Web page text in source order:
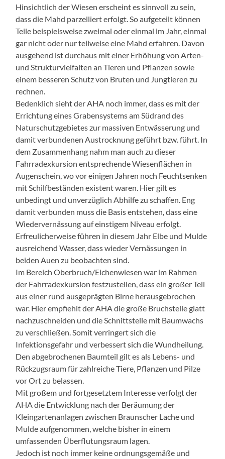
Hinsichtlich der Wiesen erscheint es sinnvoll zu sein,
dass die Mahd parzelliert erfolgt. So aufgeteilt können
Teile beispielsweise zweimal oder einmal im Jahr, einmal
gar nicht oder nur teilweise eine Mahd erfahren. Davon
ausgehend ist durchaus mit einer Erhöhung von Arten-
und Strukturvielfalten an Tieren und Pflanzen sowie
einem besseren Schutz von Bruten und Jungtieren zu
rechnen.
Bedenklich sieht der AHA noch immer, dass es mit der
Errichtung eines Grabensystems am Südrand des
Naturschutzgebietes zur massiven Entwässerung und
damit verbundenen Austrocknung geführt bzw. führt. In
dem Zusammenhang nahm man auch zu dieser
Fahrradexkursion entsprechende Wiesenflächen in
Augenschein, wo vor einigen Jahren noch Feuchtsenken
mit Schilfbeständen existent waren. Hier gilt es
unbedingt und unverzüglich Abhilfe zu schaffen. Eng
damit verbunden muss die Basis entstehen, dass eine
Wiedervernässung auf einstigem Niveau erfolgt.
Erfreulicherweise führen in diesem Jahr Elbe und Mulde
ausreichend Wasser, dass wieder Vernässungen in
beiden Auen zu beobachten sind.
Im Bereich Oberbruch/Eichenwiesen war im Rahmen
der Fahrradexkursion festzustellen, dass ein großer Teil
aus einer rund ausgeprägten Birne herausgebrochen
war. Hier empfiehlt der AHA die große Bruchstelle glatt
nachzuschneiden und die Schnittstelle mit Baumwachs
zu verschließen. Somit verringert sich die
Infektionsgefahr und verbessert sich die Wundheilung.
Den abgebrochenen Baumteil gilt es als Lebens- und
Rückzugsraum für zahlreiche Tiere, Pflanzen und Pilze
vor Ort zu belassen.
Mit großem und fortgesetztem Interesse verfolgt der
AHA die Entwicklung nach der Beräumung der
Kleingartenanlagen zwischen Braunscher Lache und
Mulde aufgenommen, welche bisher in einem
umfassenden Überflutungsraum lagen.
Jedoch ist noch immer keine ordnungsgemäße und